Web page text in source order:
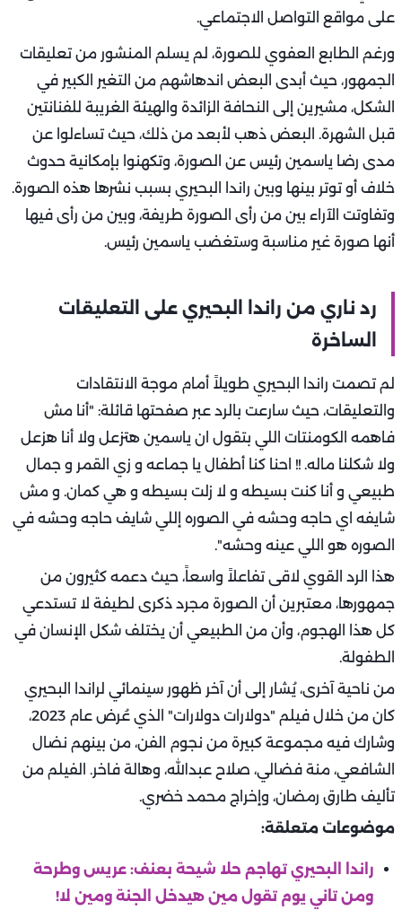
على مواقع التواصل الاجتماعي.
ورغم الطابع العفوي للصورة، لم يسلم المنشور من تعليقات
الجمهور، حيث أبدى البعض اندهاشهم من التغير الكبير في
الشكل، مشيرين إلى النحافة الزائدة والهيئة الغريبة للفنانتين
قبل الشهرة. البعض ذهب لأبعد من ذلك، حيث تساءلوا عن
مدى رضا ياسمين رئيس عن الصورة، وتكهنوا بإمكانية حدوث
خلاف أو توتر بينها وبين راندا البحيري بسبب نشرها هذه الصورة.
وتفاوتت الآراء بين من رأى الصورة طريفة، وبين من رأى فيها
أنها صورة غير مناسبة وستغضب ياسمين رئيس.
رد ناري من راندا البحيري على التعليقات
الساخرة
لم تصمت راندا البحيري طويلاً أمام موجة الانتقادات
والتعليقات، حيث سارعت بالرد عبر صفحتها قائلة: "أنا مش
فاهمه الكومنتات اللي بتقول ان ياسمين هتزعل ولا أنا هزعل
ولا شكلنا ماله. !! احنا كنا أطفال يا جماعه و زي القمر و جمال
طبيعي و أنا كنت بسيطه و لا زلت بسيطه و هي كمان. و مش
شايفه اي حاجه وحشه في الصوره إللي شايف حاجه وحشه في
الصوره هو اللي عينه وحشه".
هذا الرد القوي لاقى تفاعلاً واسعاً، حيث دعمه كثيرون من
جمهورها، معتبرين أن الصورة مجرد ذكرى لطيفة لا تستدعي
كل هذا الهجوم، وأن من الطبيعي أن يختلف شكل الإنسان في
الطفولة.
من ناحية آخرى، يُشار إلى أن آخر ظهور سينمائي لراندا البحيري
كان من خلال فيلم "دولارات دولارات" الذي عُرض عام 2023،
وشارك فيه مجموعة كبيرة من نجوم الفن، من بينهم نضال
الشافعي، منة فضالي، صلاح عبدالله، وهالة فاخر. الفيلم من
تأليف طارق رمضان، وإخراج محمد خضري.
موضوعات متعلقة:
راندا البحيري تهاجم حلا شيحة بعنف: عريس وطرحة
ومن تاني يوم تقول مين هيدخل الجنة ومين لا!